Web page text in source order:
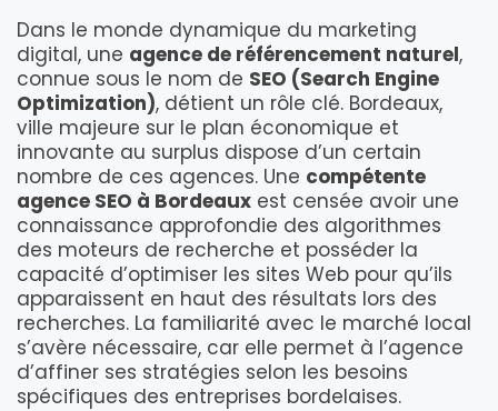
Dans le monde dynamique du marketing
digital, une agence de référencement naturel,
connue sous le nom de SEO (Search Engine
Optimization), détient un rôle clé. Bordeaux,
ville majeure sur le plan économique et
innovante au surplus dispose d’un certain
nombre de ces agences. Une compétente
agence SEO à Bordeaux est censée avoir une
connaissance approfondie des algorithmes
des moteurs de recherche et posséder la
capacité d’optimiser les sites Web pour qu’ils
apparaissent en haut des résultats lors des
recherches. La familiarité avec le marché local
s’avère nécessaire, car elle permet à l’agence
d’affiner ses stratégies selon les besoins
spécifiques des entreprises bordelaises.